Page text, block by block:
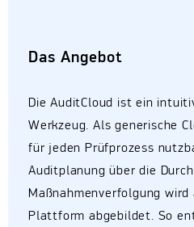
Das Angebot
Die AuditCloud ist ein
Werkzeug. Als generische
für jeden Prüfprozess
Auditplanung über die
Maßnahmenverfolgung
Plattform abgebildet. So